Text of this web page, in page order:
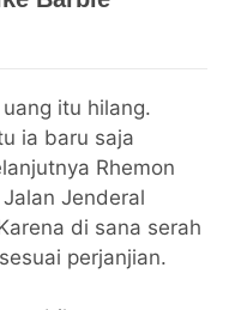
itu hilang.
ia baru saja
Rhemon
Jenderal
di sana serah
perjanjian.